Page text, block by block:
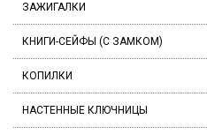
ЗАЖИГАЛКИ
КНИГИ-СЕЙФЫ (С ЗАМКОМ)
КОПИЛКИ
НАСТЕННЫЕ КЛЮЧНИЦЫ